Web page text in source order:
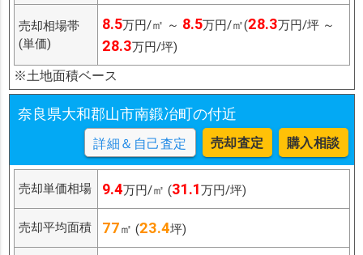
売却相場帯
(単価)
8.5万円/㎡ ～ 8.5万円/㎡(28.3万円/坪 ～
28.3万円/坪)
※土地面積ベース
奈良県大和郡山市南鍛冶町の付近
詳細＆自己査定 売却査定 購入相談
売却単価相場 9.4万円/㎡ (31.1万円/坪)
売却平均面積 77㎡ (23.4坪)